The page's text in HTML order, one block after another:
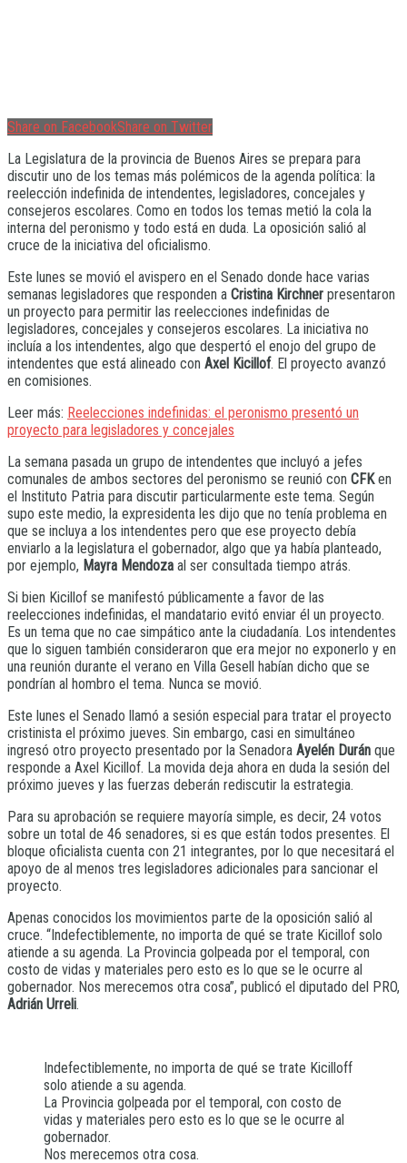
Share on FacebookShare on Twitter
La Legislatura de la provincia de Buenos Aires se prepara para
discutir uno de los temas más polémicos de la agenda política: la
reelección indefinida de intendentes, legisladores, concejales y
consejeros escolares. Como en todos los temas metió la cola la
interna del peronismo y todo está en duda. La oposición salió al
cruce de la iniciativa del oficialismo.
Este lunes se movió el avispero en el Senado donde hace varias
semanas legisladores que responden a Cristina Kirchner presentaron
un proyecto para permitir las reelecciones indefinidas de
legisladores, concejales y consejeros escolares. La iniciativa no
incluía a los intendentes, algo que despertó el enojo del grupo de
intendentes que está alineado con Axel Kicillof. El proyecto avanzó
en comisiones.
Leer más: Reelecciones indefinidas: el peronismo presentó un
proyecto para legisladores y concejales
La semana pasada un grupo de intendentes que incluyó a jefes
comunales de ambos sectores del peronismo se reunió con CFKen
el Instituto Patria para discutir particularmente este tema. Según
supo este medio, la expresidenta les dijo que no tenía problema en
que se incluya a los intendentes pero que ese proyecto debía
enviarlo a la legislatura el gobernador, algo que ya había planteado,
por ejemplo, Mayra Mendoza al ser consultada tiempo atrás.
Si bien Kicillof se manifestó públicamente a favor de las
reelecciones indefinidas, el mandatario evitó enviar él un proyecto.
Es un tema que no cae simpático ante la ciudadanía. Los intendentes
que lo siguen también consideraron que era mejor no exponerlo y en
una reunión durante el verano en Villa Gesell habían dicho que se
pondrían al hombro el tema. Nunca se movió.
Este lunes el Senado llamó a sesión especial para tratar el proyecto
cristinista el próximo jueves. Sin embargo, casi en simultáneo
ingresó otro proyecto presentado por la Senadora Ayelén Durán que
responde a Axel Kicillof. La movida deja ahora en duda la sesión del
próximo jueves y las fuerzas deberán rediscutir la estrategia.
Para su aprobación se requiere mayoría simple, es decir, 24 votos
sobre un total de 46 senadores, si es que están todos presentes. El
bloque oficialista cuenta con 21 integrantes, por lo que necesitará el
apoyo de al menos tres legisladores adicionales para sancionar el
proyecto.
Apenas conocidos los movimientos parte de la oposición salió al
cruce. “Indefectiblemente, no importa de qué se trate Kicillof solo
atiende a su agenda. La Provincia golpeada por el temporal, con
costo de vidas y materiales pero esto es lo que se le ocurre al
gobernador. Nos merecemos otra cosa”, publicó el diputado del PRO,
Adrián Urreli.
Indefectiblemente, no importa de qué se trate Kicilloff
solo atiende a su agenda.
La Provincia golpeada por el temporal, con costo de
vidas y materiales pero esto es lo que se le ocurre al
gobernador.
Nos merecemos otra cosa.